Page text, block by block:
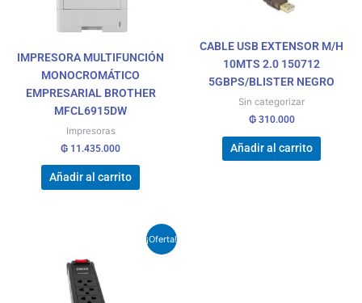
IMPRESORA MULTIFUNCIÓN
MONOCROMÁTICO
EMPRESARIAL BROTHER
MFCL6915DW
Impresoras
₲ 11.435.000
Añadir al carrito
CABLE USB EXTENSOR M/H
10MTS 2.0 150712
5GBPS/BLISTER NEGRO
Sin categorizar
₲310.000
Añadir al carrito
¡Oferta!
original
era:
₲ 71.000.
precio